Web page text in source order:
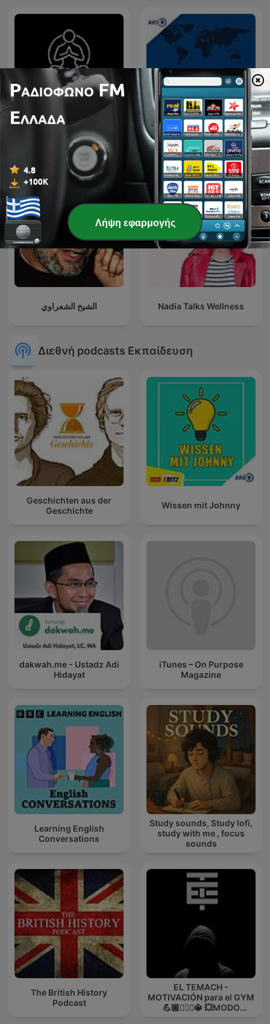
Ideas para Vivir Mejor
tagesschau in Einfacher
Sprache (Audio)
الشيخ الشعراوي Nadia Talks Wellness
Διεθνή podcasts Εκπαίδευση
Geschichten aus der
Geschichte
Wissen mit Johnny
dakwah.me - Ustadz Adi
Hidayat
iTunes – On Purpose
Magazine
Learning English
Conversations
Study sounds, Study lofi,
study with me , focus
sounds
The British History
Podcast
EL TEMACH -
MOTIVACIÓN para el GYM
💪🏼🏋🏻‍♀🔱 💥MODO
Λήψη εφαρμογής